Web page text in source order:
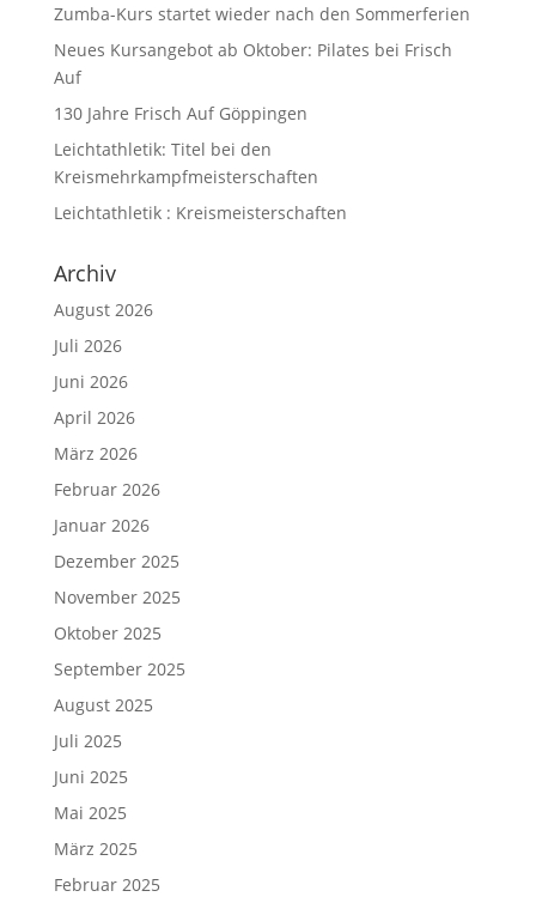
Zumba-Kurs startet wieder nach den Sommerferien
Neues Kursangebot ab Oktober: Pilates bei Frisch
Auf
130 Jahre Frisch Auf Göppingen
Leichtathletik: Titel bei den
Kreismehrkampfmeisterschaften
Leichtathletik : Kreismeisterschaften
Archiv
August 2026
Juli 2026
Juni 2026
April 2026
März 2026
Februar 2026
Januar 2026
Dezember 2025
November 2025
Oktober 2025
September 2025
August 2025
Juli 2025
Juni 2025
Mai 2025
März 2025
Februar 2025